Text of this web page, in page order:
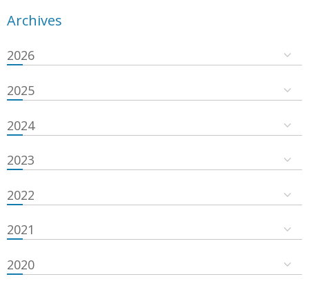
Archives
2026
2025
2024
2023
2022
2021
2020